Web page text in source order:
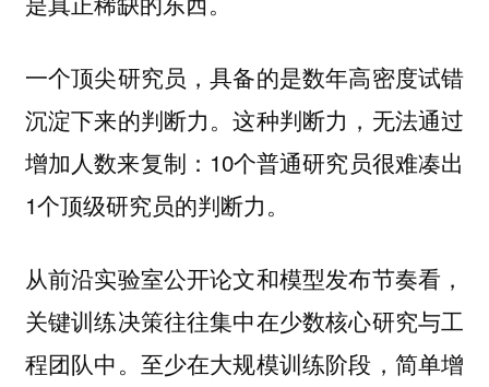
一个顶尖研究员，具备的是数年高密度试错
沉淀下来的判断力。这种判断力，无法通过
增加人数来复制：10个普通研究员很难凑出
1个顶级研究员的判断力。
从前沿实验室公开论文和模型发布节奏看，
关键训练决策往往集中在少数核心研究与工
程团队中。至少在大规模训练阶段，简单增